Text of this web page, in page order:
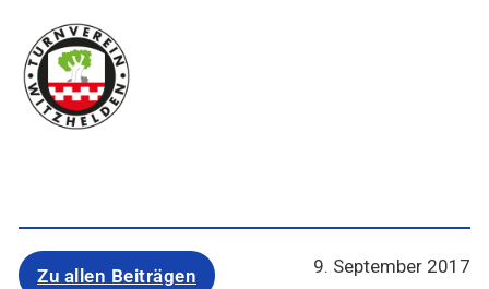
Zu allen Beiträgen 9. September 2017